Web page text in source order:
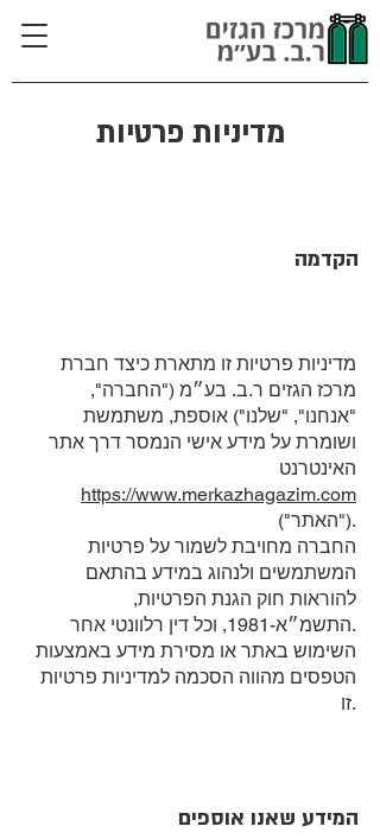
מדיניות פרטיות
הקדמה
מדיניות פרטיות זו מתארת כיצד חברת
מרכז הגזים ר.ב. בע״מ ("החברה",
"אנחנו", "שלנו") אוספת, משתמשת
ושומרת על מידע אישי הנמסר דרך אתר
האינטרנט
https://www.merkazhagazim.com
("האתר").
החברה מחויבת לשמור על פרטיות
המשתמשים ולנהוג במידע בהתאם
להוראות חוק הגנת הפרטיות,
התשמ״א-1981, וכל דין רלוונטי אחר.
השימוש באתר או מסירת מידע באמצעות
הטפסים מהווה הסכמה למדיניות פרטיות
זו.
המידע שאנו אוספים